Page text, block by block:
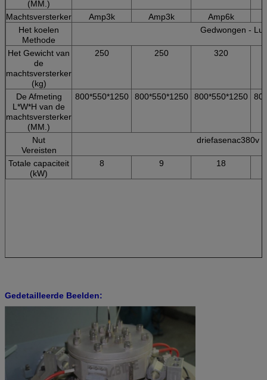
(MM.)
Machtsversterker Amp3k Amp3k
Amp6k
Het koelen
Methode
Gedwongen -
Het Gewicht van
de
machtsversterker
(kg)
250 250 320
De Afmeting
L*W*H van de
machtsversterker
(MM.)
800*550*1250 800*550*1250 800*550*1250
Nut
Vereisten
driefasenac380v
Totale capaciteit
(kW)
8 9 18
Gedetailleerde Beelden: